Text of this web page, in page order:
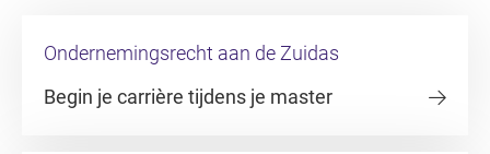
Ondernemingsrecht aan de Zuidas
Begin je carrière tijdens je master